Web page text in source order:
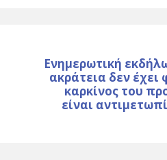
Ενημερωτική
ακράτεια δεν έχει
καρκίνος του
είναι